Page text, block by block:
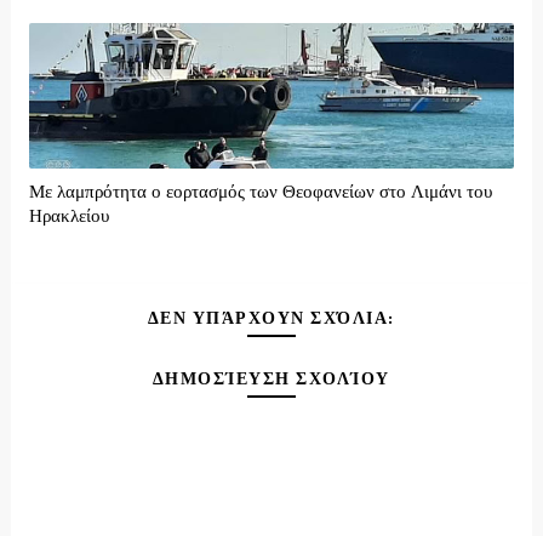
Με λαμπρότητα ο εορτασμός των Θεοφανείων στο Λιμάνι του
Ηρακλείου
ΔΕΝ ΥΠΆΡΧΟΥΝ ΣΧΌΛΙΑ:
ΔΗΜΟΣΊΕΥΣΗ ΣΧΟΛΊΟΥ